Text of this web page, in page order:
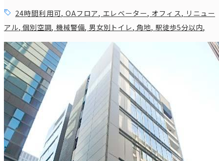
24時間利用可, OAフロア, エレベーター, オフィス, リニュー
アル,個別空調, 機械警備, 男女別トイレ, 角地, 駅徒歩5分以内,